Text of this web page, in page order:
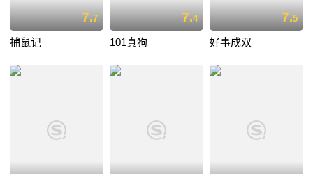
7.7
捕鼠记
7.4
101真狗
7.5
好事成双